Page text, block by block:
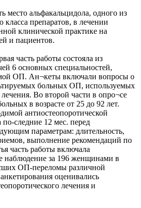
место альфакальцидола, одного из
класса препаратов, в лечении
клинической практике на
и пациентов.
часть работы состояла из
6 основных специальностей,
ОП. Ан¬кеты включали вопросы о
больных ОП, используемых
Во второй части в опро¬се
в возрасте от 25 до 92 лет.
антиостеопоротической
по-следние 12 мес. перед
параметрам: длительность,
выполнение рекомендаций по
часть работы включала
наблюдение за 196 женщинами в
ОП-переломы различной
оценивались
лечения и